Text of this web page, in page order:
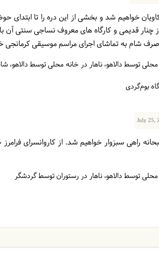
خواهیم شد و بخشی از این دره را تا
چنار قدیمی و کارگاه های معروف نساجی سنتی آن
شام به تماشای اجرای مراسم موسیقی
توسط دالاهو ناهار در خانه محلی توسط دالاهو
بوم‌گردی
July 25,
راهی سبزوار خواهیم شد. از کاروانسرای
توسط دالاهو ناهار در رستوران توسط گردشگر